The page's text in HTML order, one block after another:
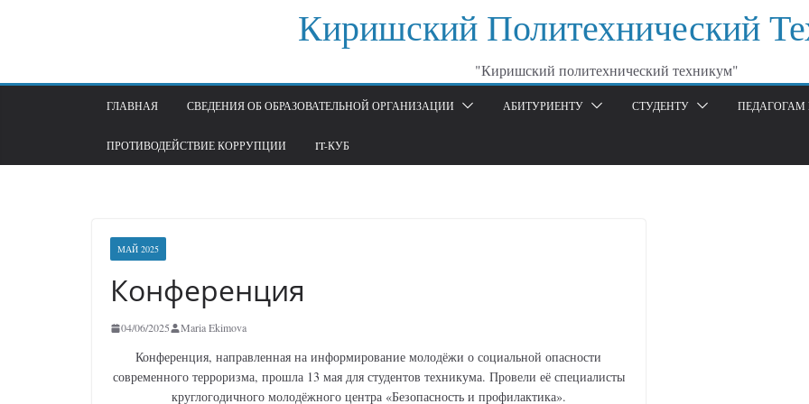
Киришский Политехнический
"Киришский политехнический техникум"
ГЛАВНАЯ СВЕДЕНИЯ ОБ ОБРАЗОВАТЕЛЬНОЙ ОРГАНИЗАЦИИ АБИТУРИЕНТУ СТУДЕНТУ ПЕДАГОГАМ
ПРОТИВОДЕЙСТВИЕ КОРРУПЦИИ IT-КУБ
МАЙ 2025
Конференция
04/06/2025 Maria Ekimova
Конференция, направленная на информирование молодёжи о социальной опасности
современного терроризма, прошла 13 мая для студентов техникума. Провели её специалисты
круглогодичного молодёжного центра «Безопасность и профилактика».